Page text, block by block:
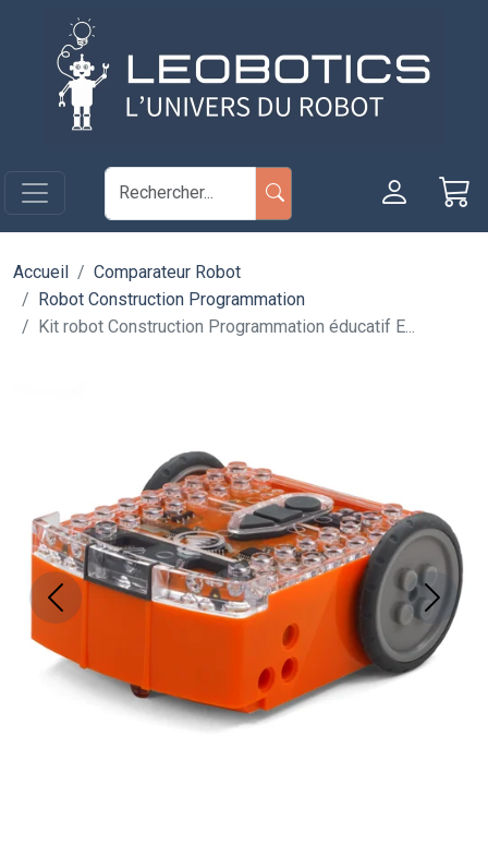
Aller au contenu principal
Accueil
Comparateur Robot
Robot Construction Programmation
Kit robot Construction Programmation éducatif E...
Previous Next
Panneau de gestion des cookies